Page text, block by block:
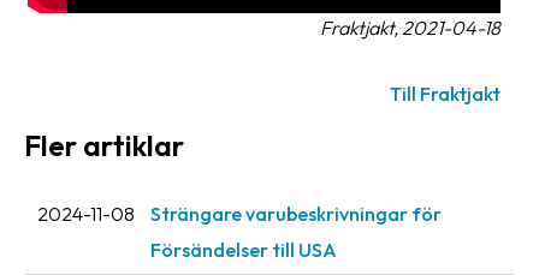
Leveransvillkor
Nedladdningar
Streckkodsläsare
Kundtjänst
Fraktjakt, 2021-04-18
Till Fraktjakt
Fler artiklar
2024-11-08
Strängare varubeskrivningar för
Försändelser till USA